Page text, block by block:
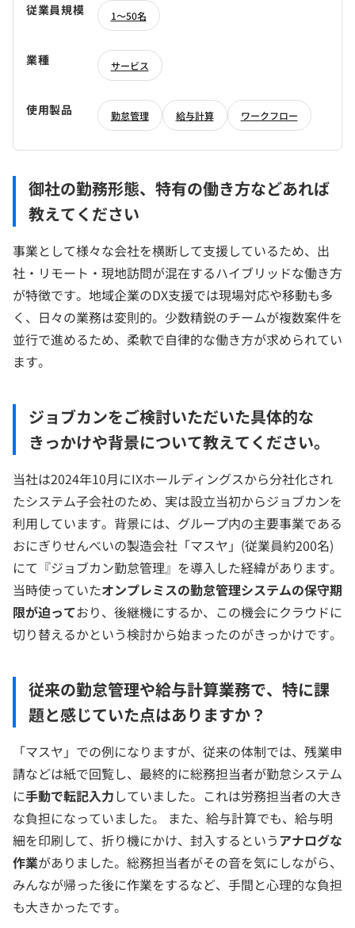
従業員規模 1～50名
業種 サービス
使用製品 勤怠管理 給与計算 ワークフロー
御社の勤務形態、特有の働き方などあれば
教えてください
事業として様々な会社を横断して支援しているため、出
社・リモート・現地訪問が混在するハイブリッドな働き方
が特徴です。地域企業のDX支援では現場対応や移動も多
く、日々の業務は変則的。少数精鋭のチームが複数案件を
並行で進めるため、柔軟で自律的な働き方が求められてい
ます。
ジョブカンをご検討いただいた具体的な
きっかけや背景について教えてください。
当社は2024年10月にIXホールディングスから分社化され
たシステム子会社のため、実は設立当初からジョブカンを
利用しています。背景には、グループ内の主要事業である
おにぎりせんべいの製造会社「マスヤ」(従業員約200名)
にて『ジョブカン勤怠管理』を導入した経緯があります。
当時使っていたオンプレミスの勤怠管理システムの保守期
限が迫っており、後継機にするか、この機会にクラウドに
切り替えるかという検討から始まったのがきっかけです。
従来の勤怠管理や給与計算業務で、特に課
題と感じていた点はありますか？
「マスヤ」での例になりますが、従来の体制では、残業申
請などは紙で回覧し、最終的に総務担当者が勤怠システム
に手動で転記入力していました。これは労務担当者の大き
な負担になっていました。 また、給与計算でも、給与明
細を印刷して、折り機にかけ、封入するというアナログな
作業がありました。総務担当者がその音を気にしながら、
みんなが帰った後に作業をするなど、手間と心理的な負担
も大きかったです。